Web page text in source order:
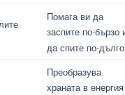
Помага ви да
заспите по-бързо
да спите по-дълго
Преобразува
храната в енергия